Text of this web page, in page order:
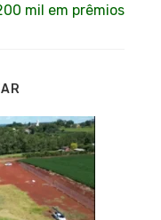
mil em prêmios